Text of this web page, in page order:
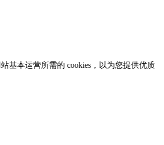
基本运营所需的 cookies，以为您提供优质